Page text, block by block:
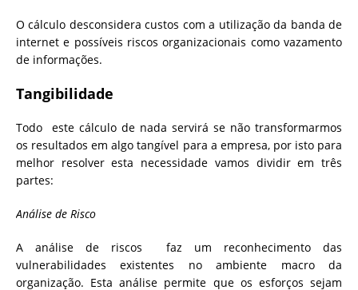
O cálculo desconsidera custos com a utilização da banda de
internet e possíveis riscos organizacionais como vazamento
de informações.
Tangibilidade
Todo este cálculo de nada servirá se não transformarmos
os resultados em algo tangível para a empresa, por isto para
melhor resolver esta necessidade vamos dividir em três
partes:
Análise de Risco
A análise de riscos faz um reconhecimento das
vulnerabilidades existentes no ambiente macro da
organização. Esta análise permite que os esforços sejam